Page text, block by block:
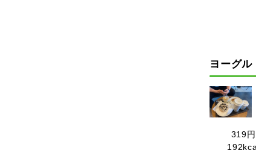
ヨーグル
319円